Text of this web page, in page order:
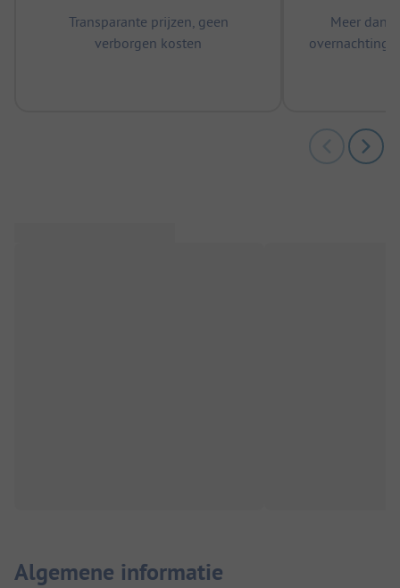
Transparante prijzen, geen
verborgen kosten
Meer dan
Algemene informatie